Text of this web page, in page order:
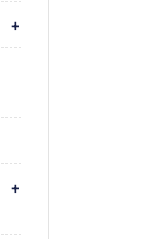
+
+